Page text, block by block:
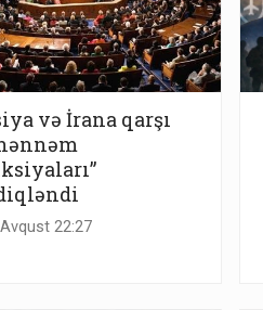
və İrana qarşı
22:27